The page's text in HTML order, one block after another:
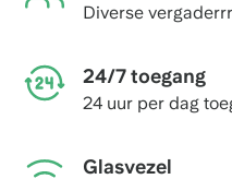
Diverse
24/7 toegang
24 uur per dag
Glasvezel